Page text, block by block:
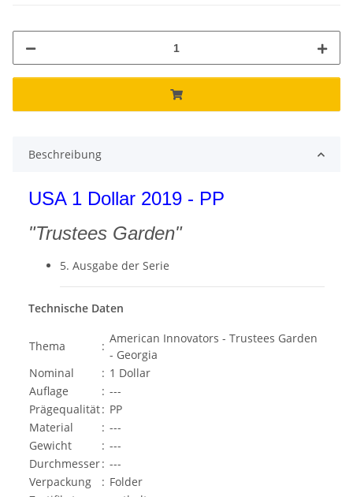
Beschreibung
USA 1 Dollar 2019 - PP
"Trustees Garden"
5. Ausgabe der Serie
Technische Daten
Thema :
American Innovators - Trustees Garden
- Georgia
Nominal
: 1 Dollar
Auflage
: ---
Prägequalität: PP
Material
: ---
Gewicht
: ---
Durchmesser: ---
Verpackung
: Folder